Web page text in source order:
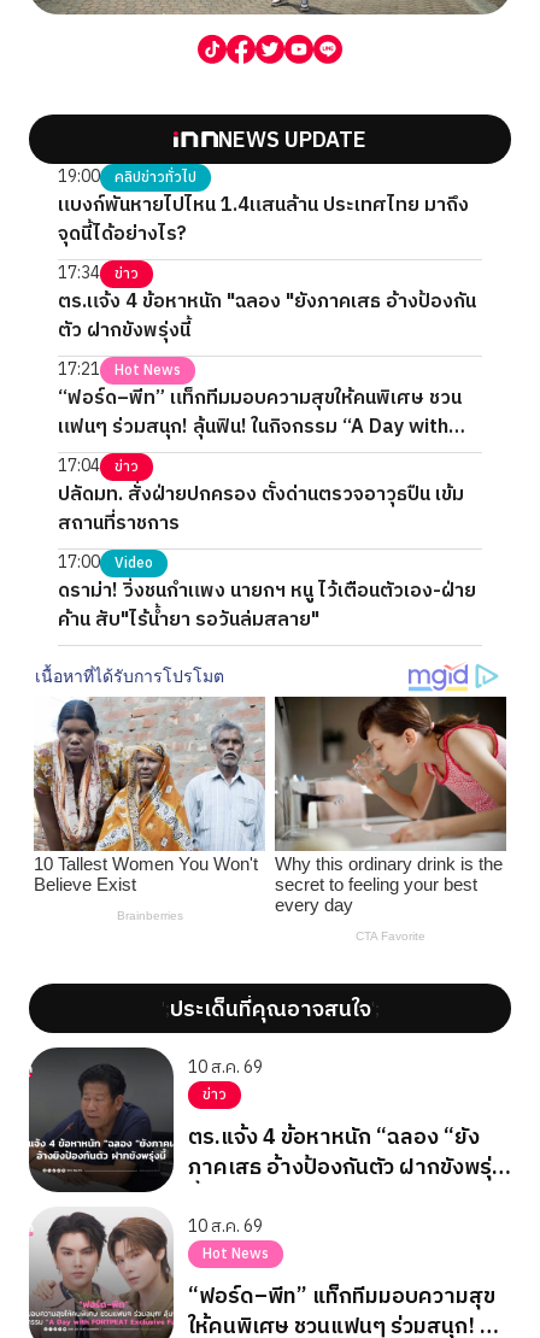
NEWS UPDATE
19:00 คลิปข่าวทั่วไป
แบงก์พันหายไปไหน 1.4แสนล้าน ประเทศไทย มาถึง
จุดนี้ได้อย่างไร?
17:34 ข่าว
ตร.แจ้ง 4 ข้อหาหนัก "ฉลอง "ยังภาคเสธ อ้างป้องกัน
ตัว ฝากขังพรุ่งนี้
17:21 Hot News
“ฟอร์ด–พีท” แท็กทีมมอบความสุขให้คนพิเศษ ชวน
แฟนๆ ร่วมสนุก! ลุ้นฟิน! ในกิจกรรม “A Day with
FORTPEAT Exclusive Fan Meet”
17:04 ข่าว
ปลัดมท. สั่งฝ่ายปกครอง ตั้งด่านตรวจอาวุธปืน เข้ม
สถานที่ราชการ
17:00 Video
ดราม่า! วิ่งชนกำแพง นายกฯ หนู ไว้เตือนตัวเอง-ฝ่าย
ค้าน สับ"ไร้น้ำยา รอวันล่มสลาย"
';ประเด็นที่คุณอาจสนใจ';
10 ส.ค. 69
ข่าว
ตร.แจ้ง 4 ข้อหาหนัก “ฉลอง “ยัง
ภาคเสธ อ้างป้องกันตัว ฝากขังพรุ่ง
10 ส.ค. 69
Hot News
“ฟอร์ด–พีท” แท็กทีมมอบความสุข
ให้คนพิเศษ ชวนแฟนๆ ร่วมสนุก! ลุ้น